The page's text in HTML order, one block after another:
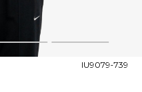
3 4
IU9079-739